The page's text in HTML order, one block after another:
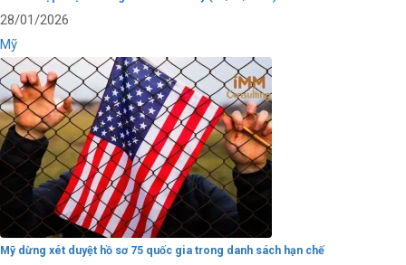
28/01/2026
Mỹ
Mỹ dừng xét duyệt hồ sơ 75 quốc gia trong danh sách hạn chế